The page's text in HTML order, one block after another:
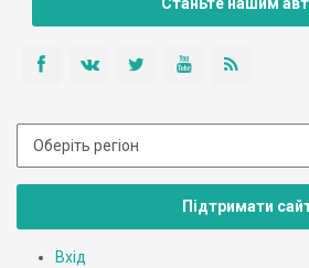
Підтримати
Вхід